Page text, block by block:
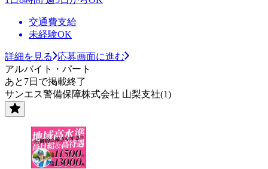
交通費支給
未経験OK
詳細を見る
応募画面に進む
アルバイト・パート
あと7日で掲載終了
サンエス警備保障株式会社 山梨支社(1)